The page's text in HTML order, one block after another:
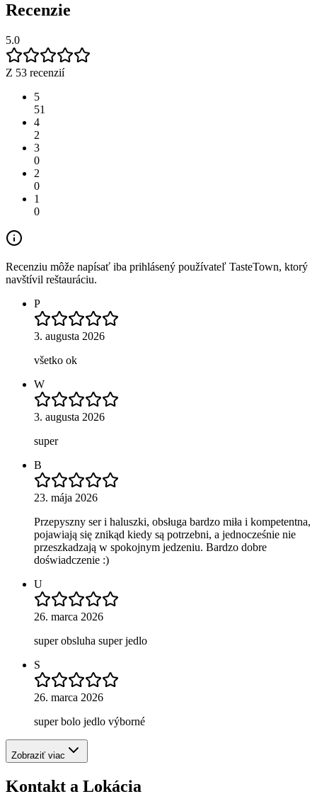
Recenzie
5.0
Z 53 recenzií
5
51
4
2
3
0
2
0
1
0
Recenziu môže napísať iba prihlásený používateľ TasteTown, ktorý
navštívil reštauráciu.
P
3. augusta 2026
všetko ok
W
3. augusta 2026
super
B
23. mája 2026
Przepyszny ser i haluszki, obsługa bardzo miła i kompetentna,
pojawiają się znikąd kiedy są potrzebni, a jednocześnie nie
przeszkadzają w spokojnym jedzeniu. Bardzo dobre
doświadczenie :)
U
26. marca 2026
super obsluha super jedlo
S
26. marca 2026
super bolo jedlo výborné
Zobraziť viac
Kontakt a Lokácia